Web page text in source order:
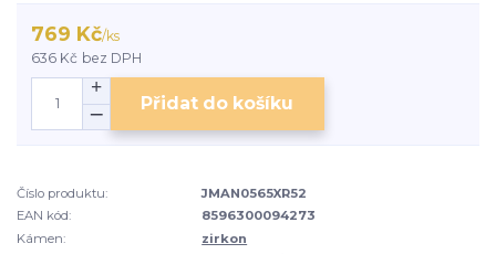
769 Kč/ks
636 Kč bez DPH
Přidat do košíku
Číslo produktu:
JMAN0565XR52
EAN kód:
8596300094273
Kámen:
zirkon